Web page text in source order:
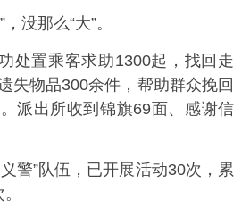
没那么“大”。
处置乘客求助1300起，找回走
失物品300余件，帮助群众挽回
派出所收到锦旗69面、感谢信
警”队伍，已开展活动30次，累